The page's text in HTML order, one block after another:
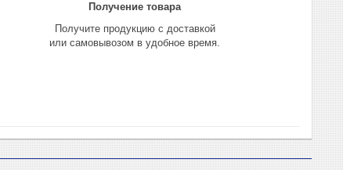
Получение товара
Получите продукцию с доставкой
или самовывозом в удобное время.